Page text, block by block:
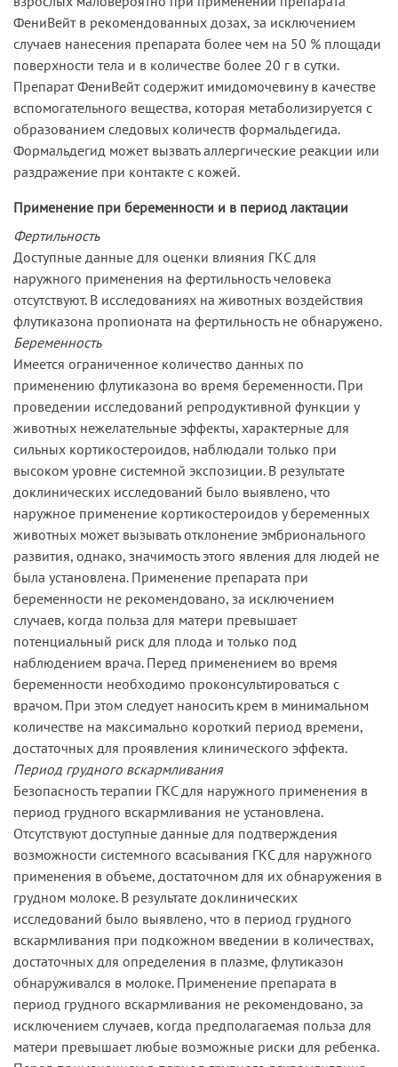
ФениВейт в рекомендованных дозах, за исключением
случаев нанесения препарата более чем на 50 % площади
поверхности тела и в количестве более 20 г в сутки.
Препарат ФениВейт содержит имидомочевину в качестве
вспомогательного вещества, которая метаболизируется с
образованием следовых количеств формальдегида.
Формальдегид может вызвать аллергические реакции или
раздражение при контакте с кожей.
Применение при беременности и в период лактации
Фертильность
Доступные данные для оценки влияния ГКС для
наружного применения на фертильность человека
отсутствуют. В исследованиях на животных воздействия
флутиказона пропионата на фертильность не обнаружено.
Беременность
Имеется ограниченное количество данных по
применению флутиказона во время беременности. При
проведении исследований репродуктивной функции у
животных нежелательные эффекты, характерные для
сильных кортикостероидов, наблюдали только при
высоком уровне системной экспозиции. В результате
доклинических исследований было выявлено, что
наружное применение кортикостероидов у беременных
животных может вызывать отклонение эмбрионального
развития, однако, значимость этого явления для людей не
была установлена. Применение препарата при
беременности не рекомендовано, за исключением
случаев, когда польза для матери превышает
потенциальный риск для плода и только под
наблюдением врача. Перед применением во время
беременности необходимо проконсультироваться с
врачом. При этом следует наносить крем в минимальном
количестве на максимально короткий период времени,
достаточных для проявления клинического эффекта.
Период грудного вскармливания
Безопасность терапии ГКС для наружного применения в
период грудного вскармливания не установлена.
Отсутствуют доступные данные для подтверждения
возможности системного всасывания ГКС для наружного
применения в объеме, достаточном для их обнаружения в
грудном молоке. В результате доклинических
исследований было выявлено, что в период грудного
вскармливания при подкожном введении в количествах,
достаточных для определения в плазме, флутиказон
обнаруживался в молоке. Применение препарата в
период грудного вскармливания не рекомендовано, за
исключением случаев, когда предполагаемая польза для
матери превышает любые возможные риски для ребенка.